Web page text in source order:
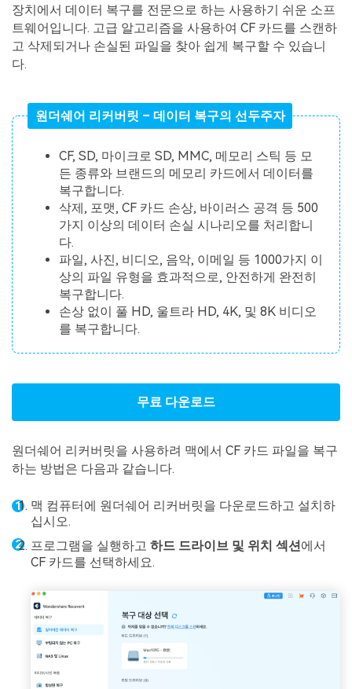
장치에서 데이터 복구를 전문으로 하는 사용하기 쉬운 소프
트웨어입니다. 고급 알고리즘을 사용하여 CF 카드를 스캔하
고 삭제되거나 손실된 파일을 찾아 쉽게 복구할 수 있습니
다.
원더쉐어 리커버릿 – 데이터 복구의 선두주자
CF, SD, 마이크로 SD, MMC, 메모리 스틱 등 모
든 종류와 브랜드의 메모리 카드에서 데이터를
복구합니다.
삭제, 포맷, CF 카드 손상, 바이러스 공격 등 500
가지 이상의 데이터 손실 시나리오를 처리합니
다.
파일, 사진, 비디오, 음악, 이메일 등 1000가지 이
상의 파일 유형을 효과적으로, 안전하게 완전히
복구합니다.
손상 없이 풀 HD, 울트라 HD, 4K, 및 8K 비디오
를 복구합니다.
무료 다운로드
원더쉐어 리커버릿을 사용하려 맥에서 CF 카드 파일을 복구
하는 방법은 다음과 같습니다.
맥 컴퓨터에 원더쉐어 리커버릿을 다운로드하고 설치하
십시오.
프로그램을 실행하고 하드 드라이브 및 위치 섹션에서
CF 카드를 선택하세요.